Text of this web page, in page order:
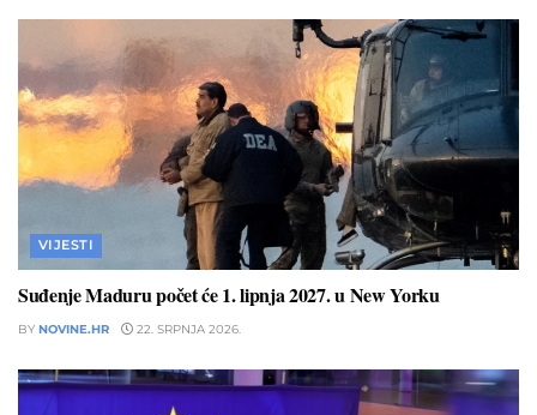
VIJESTI
Suđenje Maduru počet će 1. lipnja 2027. u New Yorku
BY NOVINE.HR 22. SRPNJA 2026.